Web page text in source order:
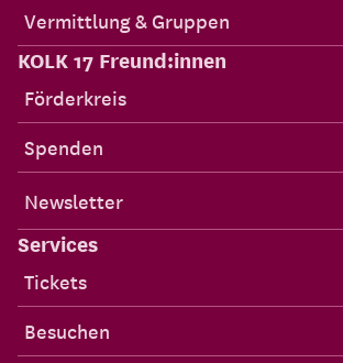
Vermittlung & Gruppen
KOLK 17 Freund:innen
Förderkreis
Spenden
Newsletter
Services
Tickets
Besuchen